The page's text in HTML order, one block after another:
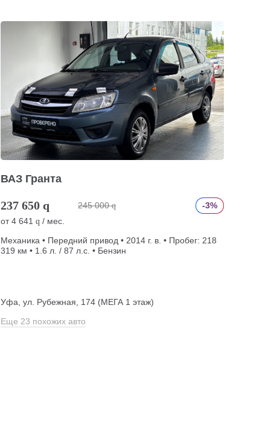
ВАЗ Гранта
237 650 q 245 000 q
-3%
от4 641 q / мес.
Механика • Передний привод • 2014 г. в. • Пробег: 218
319 км • 1.6 л. / 87 л.с. • Бензин
Уфа, ул. Рубежная, 174 (МЕГА 1 этаж)
Еще 23 похожих авто